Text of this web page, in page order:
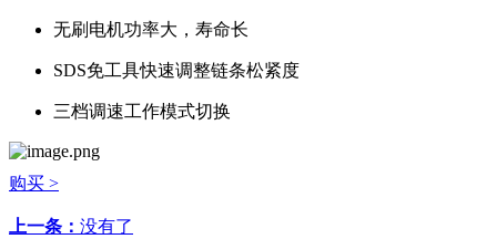
无刷电机功率大，寿命长
SDS免工具快速调整链条松紧度
三档调速工作模式切换
购买 >
上一条： 没有了